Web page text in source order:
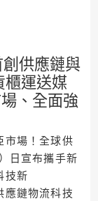
創供應鏈與
櫃運送媒
、全面強
市場！全球供
日宣布攜手新
技新
應鏈物流科技